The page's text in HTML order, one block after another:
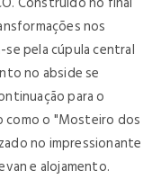
nos
pela cúpula central
no abside se
para o
como o "Mosteiro dos
no impressionante
e alojamento.